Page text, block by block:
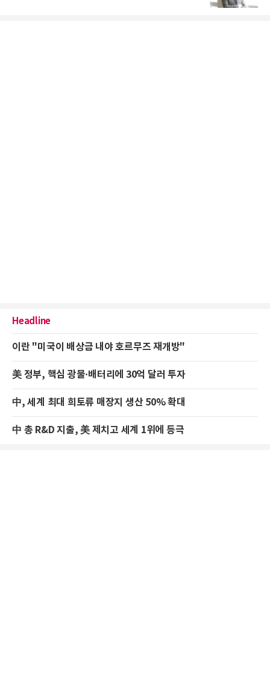
Headline
이란 "미국이 배상금 내야 호르무즈 재개방"
美 정부, 핵심 광물·배터리에 30억 달러 투자
中, 세계 최대 희토류 매장지 생산 50% 확대
中 총 R&D 지출, 美 제치고 세계 1위에 등극